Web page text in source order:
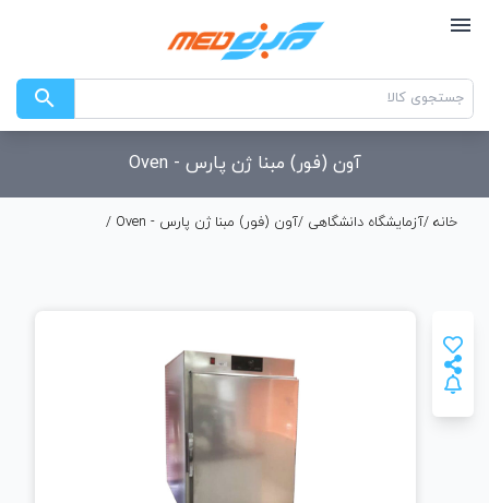
search
menu
آون (فور) مبنا ژن پارس - Oven
خانه /آزمایشگاه دانشگاهی /آون (فور) مبنا ژن پارس - Oven /